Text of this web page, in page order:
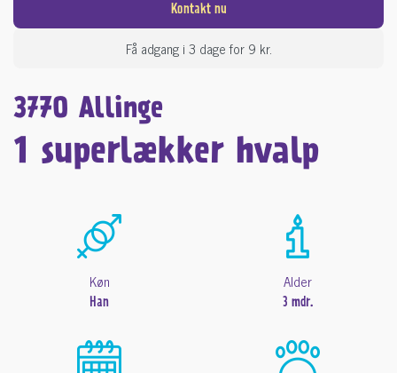
Kontakt nu
Få adgang i 3 dage for 9 kr.
3770 Allinge
1 superlækker hvalp
Køn
Han
Alder
3 mdr.